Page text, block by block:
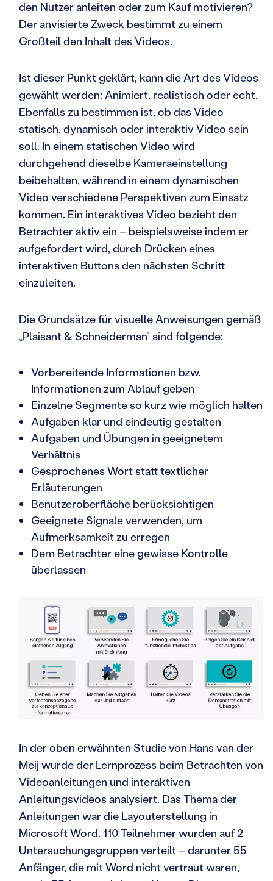
den Nutzer anleiten oder zum Kauf motivieren?
Der anvisierte Zweck bestimmt zu einem
Großteil den Inhalt des Videos.
Ist dieser Punkt geklärt, kann die Art des Videos
gewählt werden: Animiert, realistisch oder echt.
Ebenfalls zu bestimmen ist, ob das Video
statisch, dynamisch oder interaktiv Video sein
soll. In einem statischen Video wird
durchgehend dieselbe Kameraeinstellung
beibehalten, während in einem dynamischen
Video verschiedene Perspektiven zum Einsatz
kommen. Ein interaktives Video bezieht den
Betrachter aktiv ein – beispielsweise indem er
aufgefordert wird, durch Drücken eines
interaktiven Buttons den nächsten Schritt
einzuleiten.
Die Grundsätze für visuelle Anweisungen gemäß
„Plaisant & Schneiderman” sind folgende:
Vorbereitende Informationen bzw.
Informationen zum Ablauf geben
Einzelne Segmente so kurz wie möglich halten
Aufgaben klar und eindeutig gestalten
Aufgaben und Übungen in geeignetem
Verhältnis
Gesprochenes Wort statt textlicher
Erläuterungen
Benutzeroberfläche berücksichtigen
Geeignete Signale verwenden, um
Aufmerksamkeit zu erregen
Dem Betrachter eine gewisse Kontrolle
überlassen
In der oben erwähnten Studie von Hans van der
Meij wurde der Lernprozess beim Betrachten von
Videoanleitungen und interaktiven
Anleitungsvideos analysiert. Das Thema der
Anleitungen war die Layouterstellung in
Microsoft Word. 110 Teilnehmer wurden auf 2
Untersuchungsgruppen verteilt – darunter 55
Anfänger, die mit Word nicht vertraut waren,